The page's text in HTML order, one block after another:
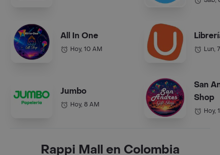
All In One
Hoy, 10 AM
Jumbo
Hoy, 8 AM
Lun,
San
Shop
Hoy,
Rappi Mall en Colombia